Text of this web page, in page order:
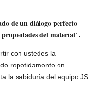
de un diálogo perfecto
del material".
con ustedes la
repetidamente en
la sabiduría del equipo JS